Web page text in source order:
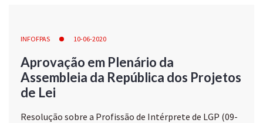
INFOFPAS 10-06-2020
Aprovação em Plenário da
Assembleia da República dos Projetos
de Lei
Resolução sobre a Profissão de Intérprete de LGP (09-